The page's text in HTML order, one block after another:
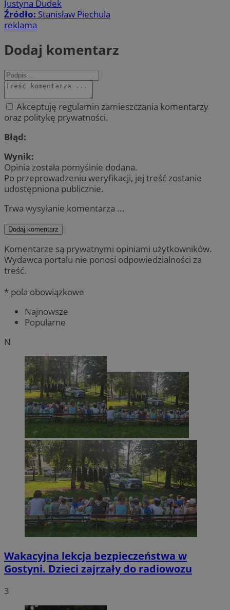
Justyna Dudek
Źródło: Stanisław Piechula
reklama
Dodaj komentarz
Akceptuję regulamin zamieszczania komentarzy
oraz politykę prywatności.
Błąd:
Wynik:
Opinia została pomyślnie dodana.
Po przeprowadzeniu weryfikacji, jej treść zostanie
udostępniona publicznie.
Trwa wysyłanie komentarza ...
Dodaj komentarz
Komentarze są prywatnymi opiniami użytkowników.
Wydawca portalu nie ponosi odpowiedzialności za
treść.
* pola obowiązkowe
Najnowsze
Popularne
N
Wakacyjna lekcja bezpieczeństwa w
Gostyni. Dzieci zajrzały do radiowozu
3